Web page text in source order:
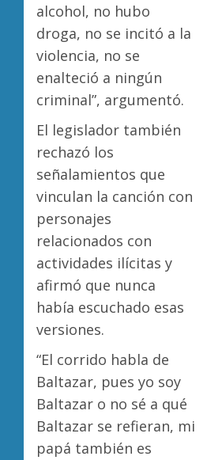
alcohol, no hubo
droga, no se incitó a la
violencia, no se
enalteció a ningún
criminal”, argumentó.
El legislador también
rechazó los
señalamientos que
vinculan la canción con
personajes
relacionados con
actividades ilícitas y
afirmó que nunca
había escuchado esas
versiones.
“El corrido habla de
Baltazar, pues yo soy
Baltazar o no sé a qué
Baltazar se refieran, mi
papá también es